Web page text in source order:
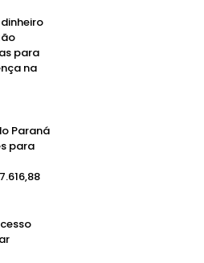
para
na
Paraná
para